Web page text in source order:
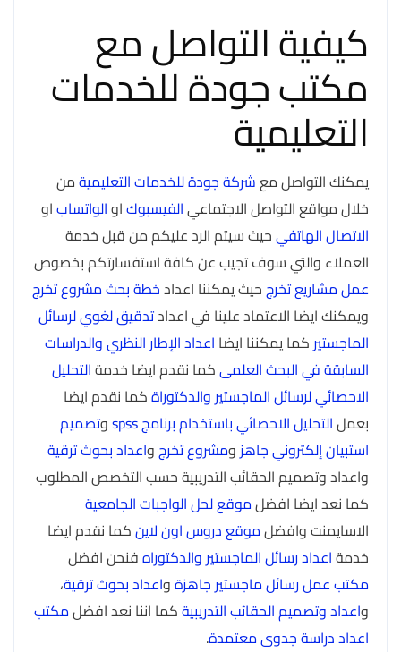
كيفية التواصل مع
مكتب جودة للخدمات
التعليمية
يمكنك التواصل معشركة جودة للخدمات التعليميةمن
خلال مواقع التواصل الاجتماعيالفيسبوكاوالواتساباو
الاتصال الهاتفيحيث سيتم الرد عليكم من قبل خدمة
العملاء والتي سوف تجيب عن كافة استفسارتكم بخصوص
عمل مشاريع تخرجحيث يمكننا اعدادخطة بحث مشروع تخرج
ويمكنك ايضا الاعتماد علينا في اعدادتدقيق لغوي لرسائل
الماجستير كما يمكننا ايضا اعداد الإطار النظري والدراسات
السابقة في البحث العلمىكما نقدم ايضا خدمةالتحليل
الاحصائي لرسائل الماجستير والدكتوراةكما نقدم ايضا
بعملالتحليل الاحصائي باستخدام برنامج spss وتصميم
استبيان إلكتروني جاهز ومشروع تخرجواعداد بحوث ترقية
واعداد وتصميم الحقائب التدريبية حسب التخصص المطلوب
كما نعد ايضا افضلموقع لحل الواجبات الجامعية
الاسايمنت وافضلموقع دروس اون لاينكما نقدم ايضا
خدمةاعداد رسائل الماجستير والدكتوراهفنحن افضل
مكتب عمل رسائل ماجستير جاهزةواعداد بحوث ترقية،
واعداد وتصميم الحقائب التدريبيةكما اننا نعد افضلمكتب
اعداد دراسة جدوى معتمدة.